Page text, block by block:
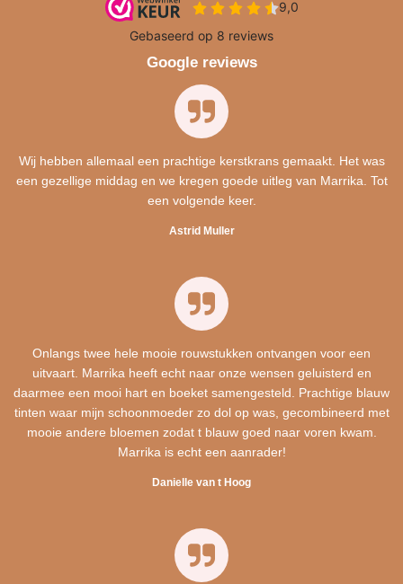
Google reviews
Wij hebben allemaal een prachtige kerstkrans gemaakt. Het was
een gezellige middag en we kregen goede uitleg van Marrika. Tot
een volgende keer.
Astrid Muller
Onlangs twee hele mooie rouwstukken ontvangen voor een
uitvaart. Marrika heeft echt naar onze wensen geluisterd en
daarmee een mooi hart en boeket samengesteld. Prachtige blauw
tinten waar mijn schoonmoeder zo dol op was, gecombineerd met
mooie andere bloemen zodat t blauw goed naar voren kwam.
Marrika is echt een aanrader!
Danielle van t Hoog